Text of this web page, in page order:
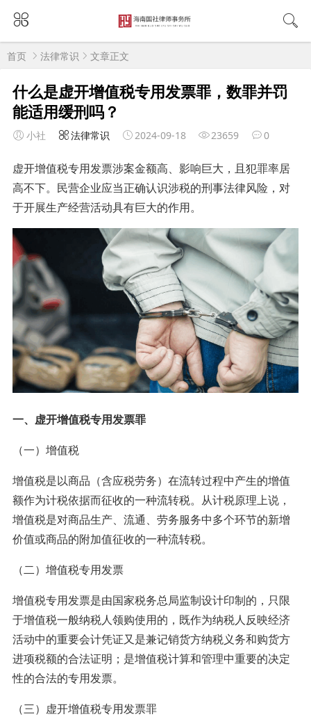
首页 法律常识 文章正文
什么是虚开增值税专用发票罪，数罪并罚
能适用缓刑吗？
小社 法律常识 2024-09-18 23659 0
虚开增值税专用发票涉案金额高、影响巨大，且犯罪率居
高不下。民营企业应当正确认识涉税的刑事法律风险，对
于开展生产经营活动具有巨大的作用。
一、虚开增值税专用发票罪
（一）增值税
增值税是以商品（含应税劳务）在流转过程中产生的增值
额作为计税依据而征收的一种流转税。从计税原理上说，
增值税是对商品生产、流通、劳务服务中多个环节的新增
价值或商品的附加值征收的一种流转税。
（二）增值税专用发票
增值税专用发票是由国家税务总局监制设计印制的，只限
于增值税一般纳税人领购使用的，既作为纳税人反映经济
活动中的重要会计凭证又是兼记销货方纳税义务和购货方
进项税额的合法证明；是增值税计算和管理中重要的决定
性的合法的专用发票。
（三）虚开增值税专用发票罪